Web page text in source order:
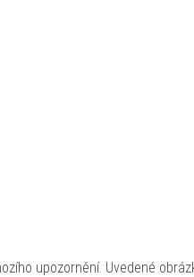
upozornění. Uvedené